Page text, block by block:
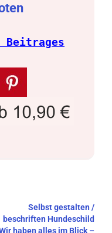
Beitrages
Selbst gestalten /
beschriften Hundeschild
haben alles im Blick –